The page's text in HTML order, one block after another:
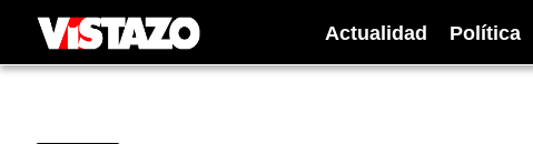
Actualidad Política